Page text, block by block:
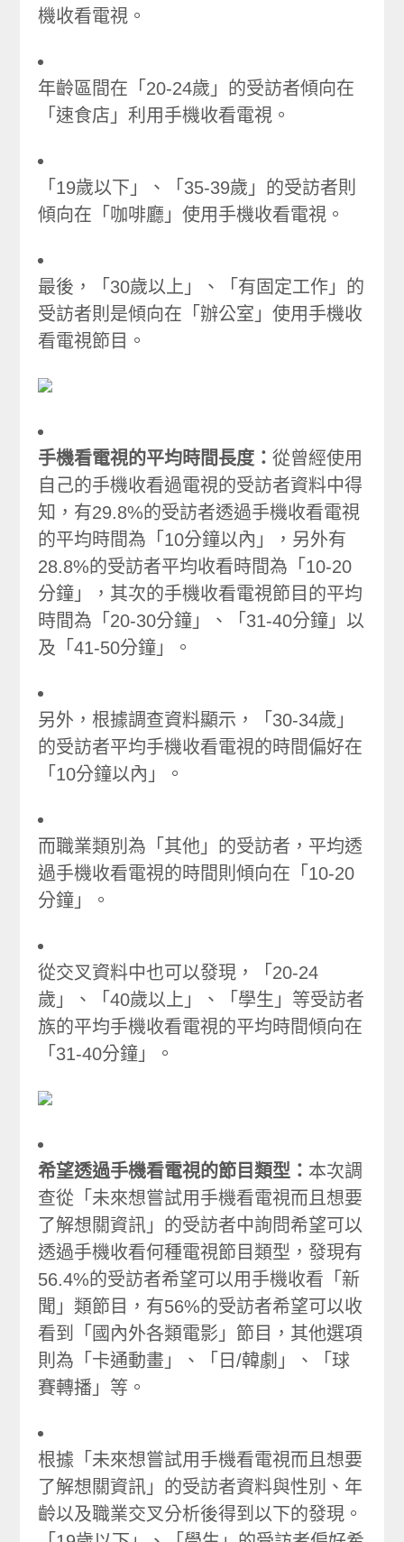
機收看電視。
年齡區間在「20-24歲」的受訪者傾向在
「速食店」利用手機收看電視。
「19歲以下」、「35-39歲」的受訪者則
傾向在「咖啡廳」使用手機收看電視。
最後，「30歲以上」、「有固定工作」的
受訪者則是傾向在「辦公室」使用手機收
看電視節目。
手機看電視的平均時間長度：從曾經使用
自己的手機收看過電視的受訪者資料中得
知，有29.8%的受訪者透過手機收看電視
的平均時間為「10分鐘以內」，另外有
28.8%的受訪者平均收看時間為「10-20
分鐘」，其次的手機收看電視節目的平均
時間為「20-30分鐘」、「31-40分鐘」以
及「41-50分鐘」。
另外，根據調查資料顯示，「30-34歲」
的受訪者平均手機收看電視的時間偏好在
「10分鐘以內」。
而職業類別為「其他」的受訪者，平均透
過手機收看電視的時間則傾向在「10-20
分鐘」。
從交叉資料中也可以發現，「20-24
歲」、「40歲以上」、「學生」等受訪者
族的平均手機收看電視的平均時間傾向在
「31-40分鐘」。
希望透過手機看電視的節目類型： 本次調
查從「未來想嘗試用手機看電視而且想要
了解想關資訊」的受訪者中詢問希望可以
透過手機收看何種電視節目類型，發現有
56.4%的受訪者希望可以用手機收看「新
聞」類節目，有56%的受訪者希望可以收
看到「國內外各類電影」節目，其他選項
則為「卡通動畫」、「日/韓劇」、「球
賽轉播」等。
根據「未來想嘗試用手機看電視而且想要
了解想關資訊」的受訪者資料與性別、年
齡以及職業交叉分析後得到以下的發現。